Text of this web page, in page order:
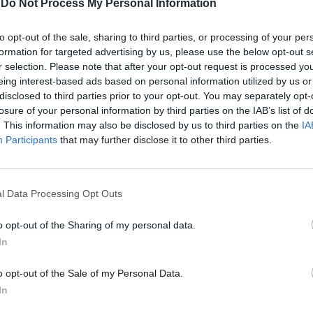
Do Not Process My Personal Information
opt-out of the sale, sharing to third parties, or processing of your
for targeted advertising by us, please use the below opt-out
selection. Please note that after your opt-out request is processed
interest-based ads based on personal information utilized by us
to third parties prior to your opt-out. You may separately
of your personal information by third parties on the IAB’s list of
This information may also be disclosed by us to third parties on the
Participants that may further disclose it to other third parties.
Data Processing Opt Outs
opt-out of the Sharing of my personal data.
opt-out of the Sale of my Personal Data.
con motore oltre i 301,7 Cv di
In
Trump, Meloni e la strategia